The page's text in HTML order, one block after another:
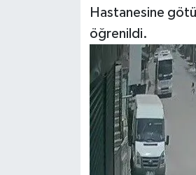
Hastanesine
öğrenildi.